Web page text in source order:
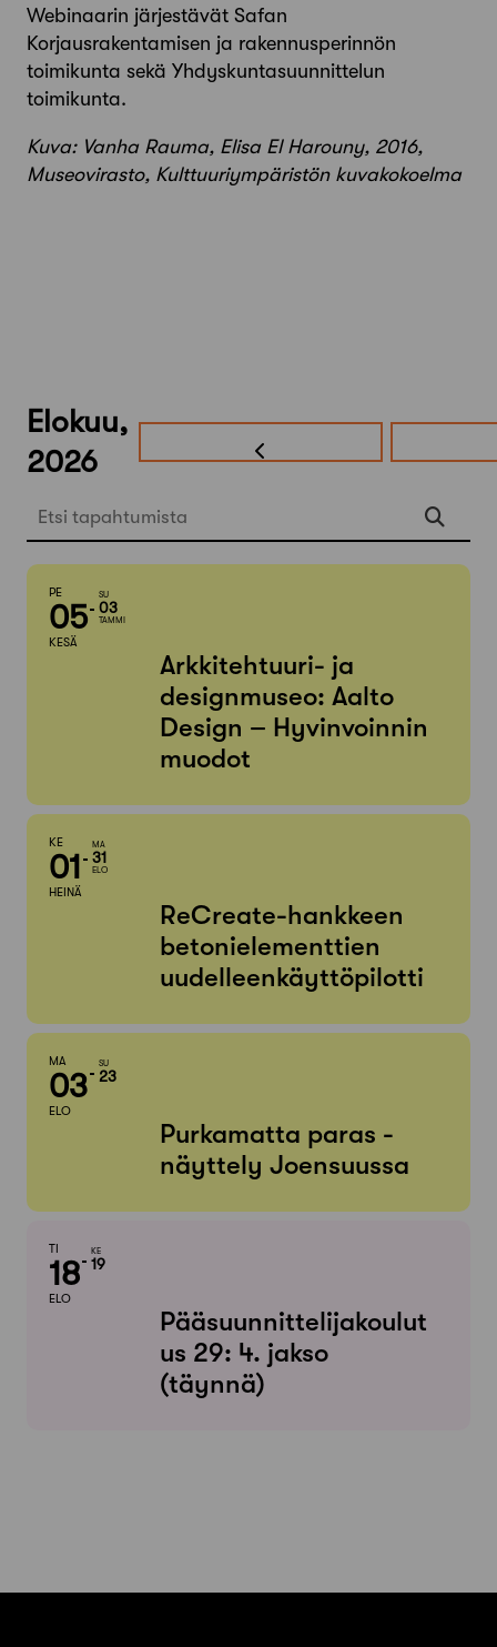
Webinaarin järjestävät Safan
Korjausrakentamisen ja rakennusperinnön
toimikunta sekä Yhdyskuntasuunnittelun
toimikunta.
Kuva: Vanha Rauma, Elisa El Harouny, 2016,
Museovirasto, Kulttuuriympäristön kuvakokoelma
Elokuu,
2026
Etsi tapahtumista
PE
05
KESÄ
SU
03
TAMMI
Arkkitehtuuri- ja
designmuseo: Aalto
Design – Hyvinvoinnin
muodot
KE
01
HEINÄ
MA
31
ELO
ReCreate-hankkeen
betonielementtien
uudelleenkäyttöpilotti
MA
03
ELO
SU
23
Purkamatta paras -
näyttely Joensuussa
TI
18
ELO
KE
19
Pääsuunnittelijakoulut
us 29: 4. jakso
(täynnä)